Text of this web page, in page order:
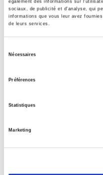
également des informations sur
sociaux, de publicité et d'analyse, qui
informations que vous leur avez
de leurs services.
Nécessaires
Préférences
Statistiques
Marketing
Formats
Contents
Publisher
Author